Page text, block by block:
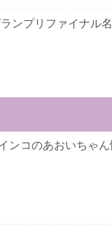
ンプリファイナル
ンコのあおいちゃ